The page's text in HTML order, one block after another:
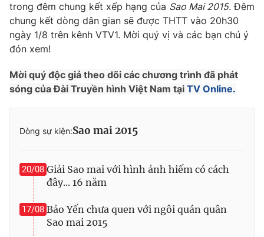
® Cấm sao chép dưới mọi hình thức nếu không có sự chấp
trong đêm chung kết xếp hạng của Sao Mai 2015. Đêm
chung kết dòng dân gian sẽ được THTT vào 20h30
ngày 1/8 trên kênh VTV1. Mời quý vị và các bạn chú ý
đón xem!
Mời quý độc giả theo dõi các chương trình đã phát
sóng của Đài Truyền hình Việt Nam tại TV Online.
Dòng sự kiện:Sao mai 2015
20/08 Giải Sao mai với hình ảnh hiếm có cách
đây... 16 năm
17/08 Bảo Yến chưa quen với ngôi quán quân
Sao mai 2015